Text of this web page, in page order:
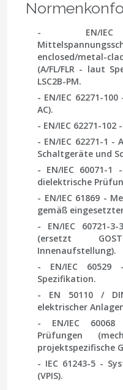
- EN/
enclosed/metal-
(A/FL/FLR - laut
LSC2B-PM.
- EN/IEC 62271-100
AC).
- EN/IEC 62271-102-
- EN/IEC 62271-1 -
Schaltgeräte und
- EN/IEC 60071-1
dielektrische
- EN/IEC 61869 -
gemäß
- EN/IEC 60721-3-3
(ersetzt
Innenaufstellung).
- EN/IEC 60529-
Spezifikation.
- EN 50110 /
elektrischer
- EN/IEC 60068-
Prüfungen
projektspezifische
- IEC 61243-5-
(VPIS).